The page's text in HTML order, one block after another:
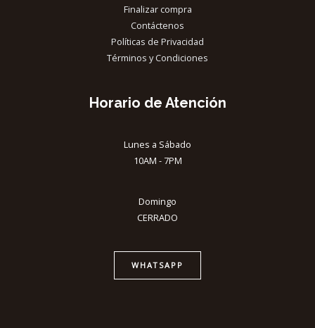
Finalizar compra
Contáctenos
Políticas de Privacidad
Términos y Condiciones
Horario de Atención
Lunes a Sábado
10AM - 7PM
Domingo
CERRADO
WHATSAPP